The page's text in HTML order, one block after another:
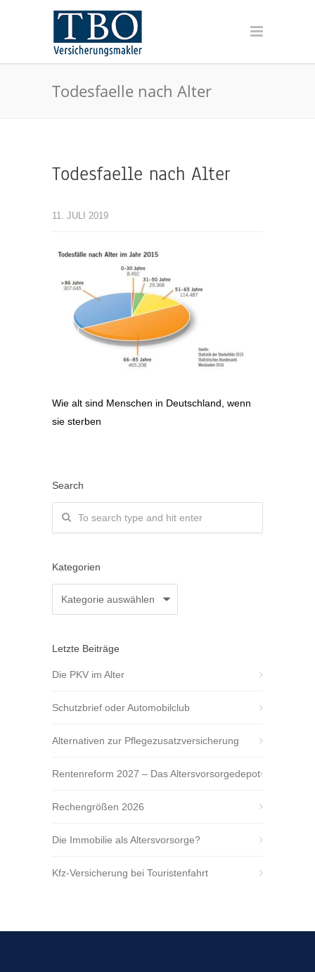
Todesfaelle nach Alter
Todesfaelle nach Alter
11. JULI 2019
Wie alt sind Menschen in Deutschland, wenn
sie sterben
Search
Kategorien
Letzte Beiträge
Die PKV im Alter
Schutzbrief oder Automobilclub
Alternativen zur Pflegezusatzversicherung
Rentenreform 2027 – Das Altersvorsorgedepot
Rechengrößen 2026
Die Immobilie als Altersvorsorge?
Kfz-Versicherung bei Touristenfahrt